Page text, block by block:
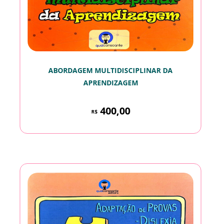
ABORDAGEM MULTIDISCIPLINAR DA
APRENDIZAGEM
R$400,00